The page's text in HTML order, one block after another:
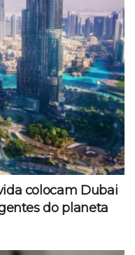
colocam Dubai
do planeta